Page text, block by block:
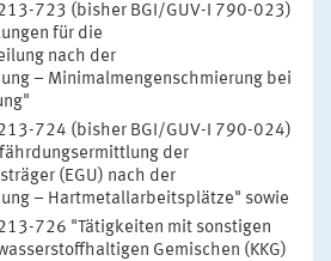
723 (bisher BGI/GUV-I 790-023)
für die
nach der
– Minimalmengenschmierung bei
724 (bisher BGI/GUV-I 790-024)
der
(EGU) nach der
– Hartmetallarbeitsplätze" sowie
726 "Tätigkeiten mit sonstigen
Gemischen (KKG)